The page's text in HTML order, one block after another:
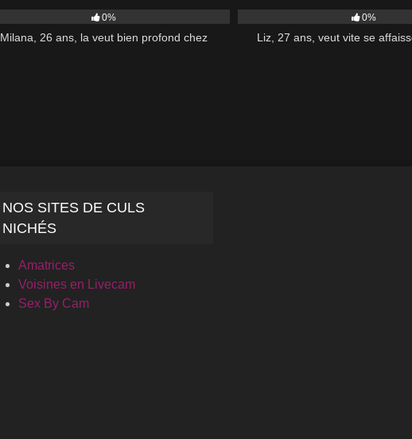
0%
Milana, 26 ans, la veut bien profond chez
0%
Liz, 27 ans, veut vite se
NOS SITES DE CULS
NICHÉS
Amatrices
Voisines en Livecam
Sex By Cam